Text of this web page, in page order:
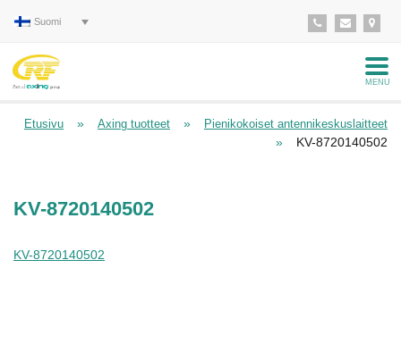
Suomi
MENU
Etusivu » Axing tuotteet » Pienikokoiset antennikeskuslaitteet
» KV-8720140502
KV-8720140502
KV-8720140502